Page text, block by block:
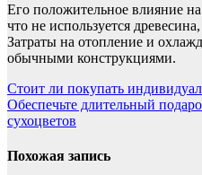
Его положительное влияние
что не используется
Затраты на отопление и
обычными конструкциями.
Навигация
по
Стоит ли покупать
Обеспечьте длительный
сухоцветов
Похожая запись